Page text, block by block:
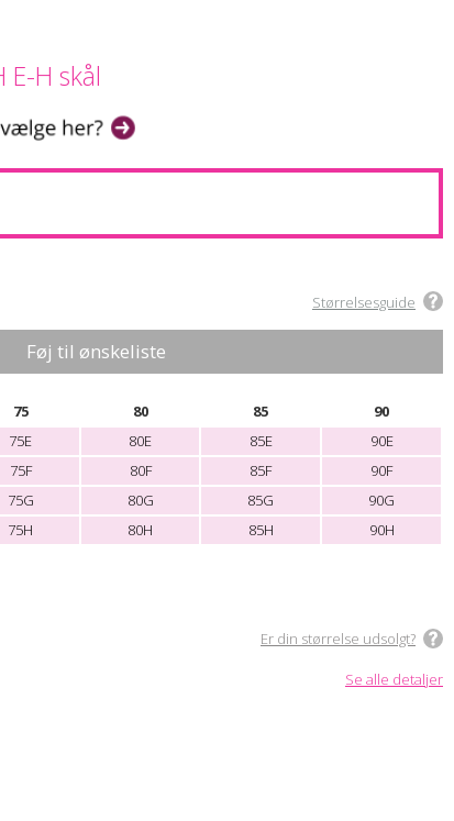
H skål
Størrelsesguide
Føj til ønskeliste
75 80 85
90
75E 80E 85E
90E
75F 80F 85F
90F
75G 80G 85G
90G
75H 80H 85H
90H
Er din størrelse udsolgt?
Se alle detaljer